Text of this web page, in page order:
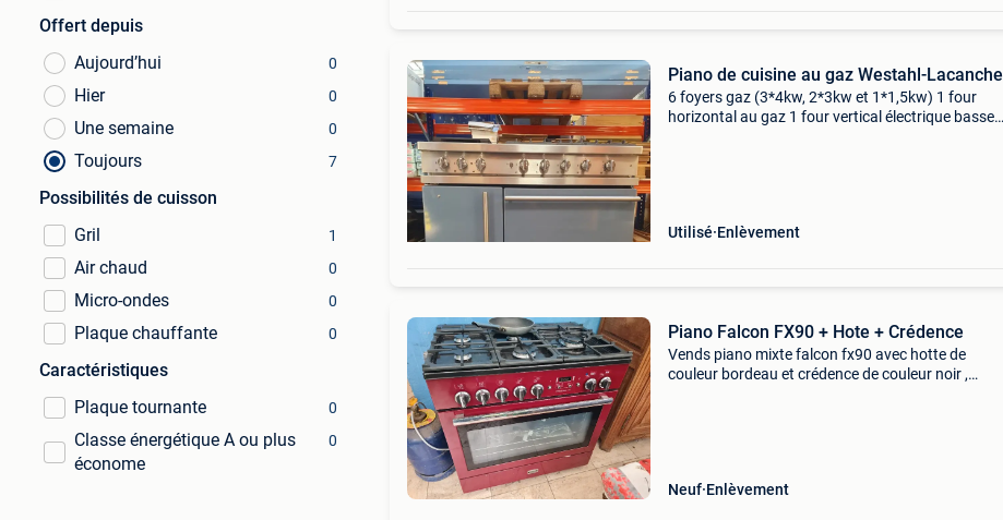
Offert depuis
Aujourd’hui
0
Hier 0
Une semaine 0
Toujours 7
Possibilités de cuisson
Gril
1
Air chaud 0
Micro-ondes 0
Plaque chauffante 0
Caractéristiques
Plaque tournante
0
Classe énergétique A ou plus
économe
0
Piano de cuisine au gaz Westahl-Lacanche
6 foyers gaz (3*4kw, 2*3kw et 1*1,5kw) 1 four
horizontal au gaz 1 four vertical électrique basse
Utilisé Enlèvement
Piano Falcon FX90 + Hote + Crédence
Vends piano mixte falcon fx90 avec hotte de
couleur bordeau et crédence de couleur noir ,
Neuf Enlèvement